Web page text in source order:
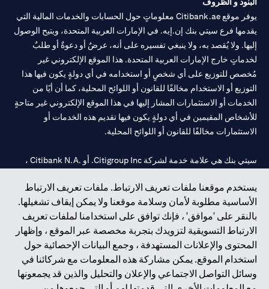
يستخدم موقعنا ملفات تعريف الارتباط. ملفات تعريف الارتباط
الأساسية مطلوبة لأمان وسلامة موقعنا ولا يمكن إيقاف تشغيلها.
بالنقر على 'موافق' ، فإنك توافق على استخدامنا لملفات تعريف
الارتباط التسويقية لتزويدك بتجربة مخصصة عبر الموقع ، وإظهار
المحتوى والإعلانات المستهدفة ، وجمع البيانات الإحصائية حول
استخدام الموقع. يمكن مشاركة هذه المعلومات مع شركائنا في
وسائل التواصل الاجتماعي والإعلان والتحليل والذين قد يجمعونها
يوفر موقع Citibank.ae معلوماتٍ حول الحسابات والخدمات المالية التي
يقدمها فرع سيتي بنك إن.إيه. في الإمارات العربية المتحدة، ويتيح الوصول
إليها. ولا يُقصد به، ولا ينبغي تفسيره على أنه، عرضٌ أو دعوةٌ أو طلبٌ
لخدماتٍ خارج الإمارات العربية المتحدة. هذا الموقع الإلكتروني غير
مُخصص للتوزيع على أي شخصٍ أو استخدامه في أي دولةٍ يكون فيها هذا
التوزيع أو الاستخدام مخالفًا للقانون أو اللوائح المحلية، كما أن أيًا من
الخدمات أو الاستثمارات المشار إليها في هذا الموقع الإلكتروني غير متاحةٍ
للأشخاص المقيمين في أي دولةٍ يكون فيها تقديم هذه الخدمات أو
الاستثمارات مخالفًا للقانون أو اللوائح المحلية.
سيتي بنك هي علامة خدمة لشركة Citigroup Inc. أو .Citibank N.A ،
سيتي بنك إن. إيه. الإمارات مسجل لدى مصرف الإمارات المركزي تحت
أرقام التراخيص 202563 لفرع الوصل في دبي، 531989 لفرع مول
الإمارات في دبي، وCN-1002019لفرع أبوظبي. هاتف: 4000 311 04.
فرع سيتي بنك إن إيه - الإمارات العربية المتحدة مرخص من مصرف
الإمارات العربية المتحدة المركزي كفرع لبنك أجنبي.
سيتي بنك إن إيه الإمارات العربية المتحدة مرخص من هيئة الأوراق المالية